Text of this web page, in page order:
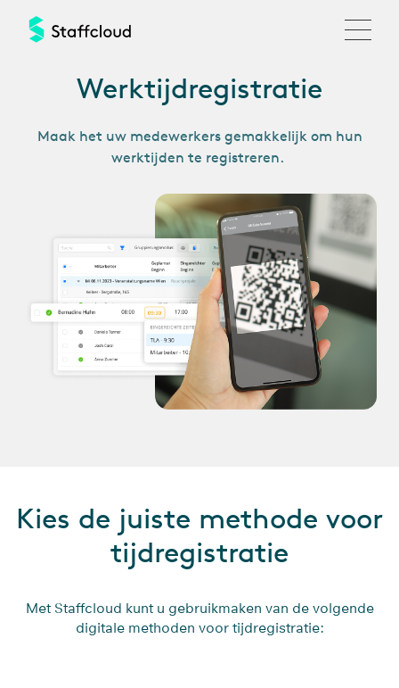
Werktijdregistratie
Maak het uw medewerkers gemakkelijk om hun
werktijden te registreren.
Kies de juiste methode voor
tijdregistratie
Met Staffcloud kunt u gebruikmaken van de volgende
digitale methoden voor tijdregistratie: